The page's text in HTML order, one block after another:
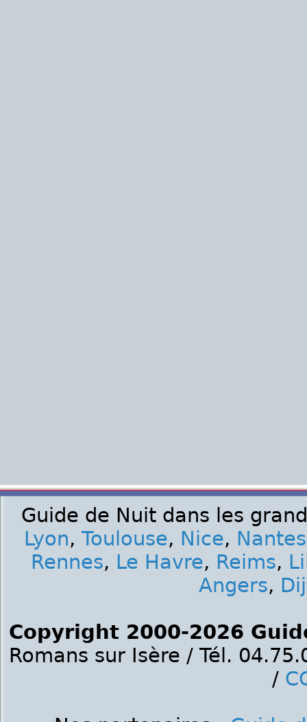
Guide de Nuit dans les
Lyon, Toulouse, Nice, Nantes
Rennes, Le Havre, Reims,
Angers,
Copyright 2000-2026
Romans sur Isère / Tél.
/